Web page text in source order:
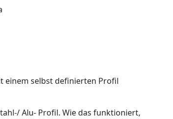
einem selbst definierten Profil
Alu- Profil. Wie das funktioniert,